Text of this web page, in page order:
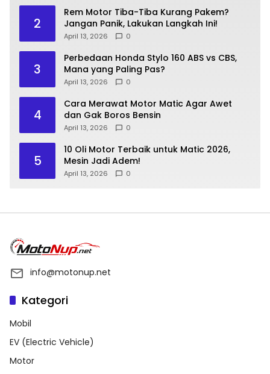
2
Rem Motor Tiba-Tiba Kurang Pakem?
Jangan Panik, Lakukan Langkah Ini!
April 13, 2026 0
3
Perbedaan Honda Stylo 160 ABS vs CBS,
Mana yang Paling Pas?
April 13, 2026 0
4
Cara Merawat Motor Matic Agar Awet
dan Gak Boros Bensin
April 13, 2026 0
5
10 Oli Motor Terbaik untuk Matic 2026,
Mesin Jadi Adem!
April 13, 2026 0
info@motonup.net
Kategori
Mobil
EV (Electric Vehicle)
Motor